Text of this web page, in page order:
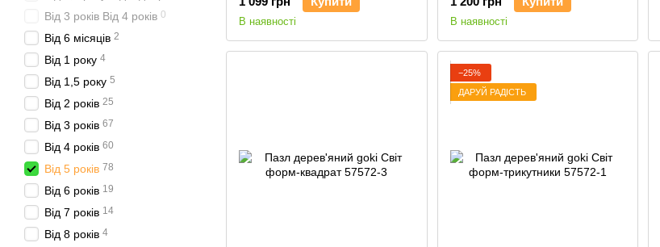
В наявності В наявності
−25%
ДАРУЙ РАДІСТЬ
Від 3 років Від 4 років 0
Від 6 місяців 2
Від 1 року 4
Від 1,5 року 5
Від 2 років 25
Від 3 років 67
Від 4 років 60
Від 5 років 78
Від 6 років 19
Від 7 років 14
Від 8 років 4